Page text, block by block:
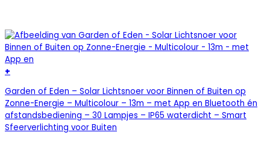
+
Garden of Eden – Solar Lichtsnoer voor Binnen of Buiten op
Zonne-Energie – Multicolour – 13m – met App en Bluetooth én
afstandsbediening – 30 Lampjes – IP65 waterdicht – Smart
Sfeerverlichting voor Buiten